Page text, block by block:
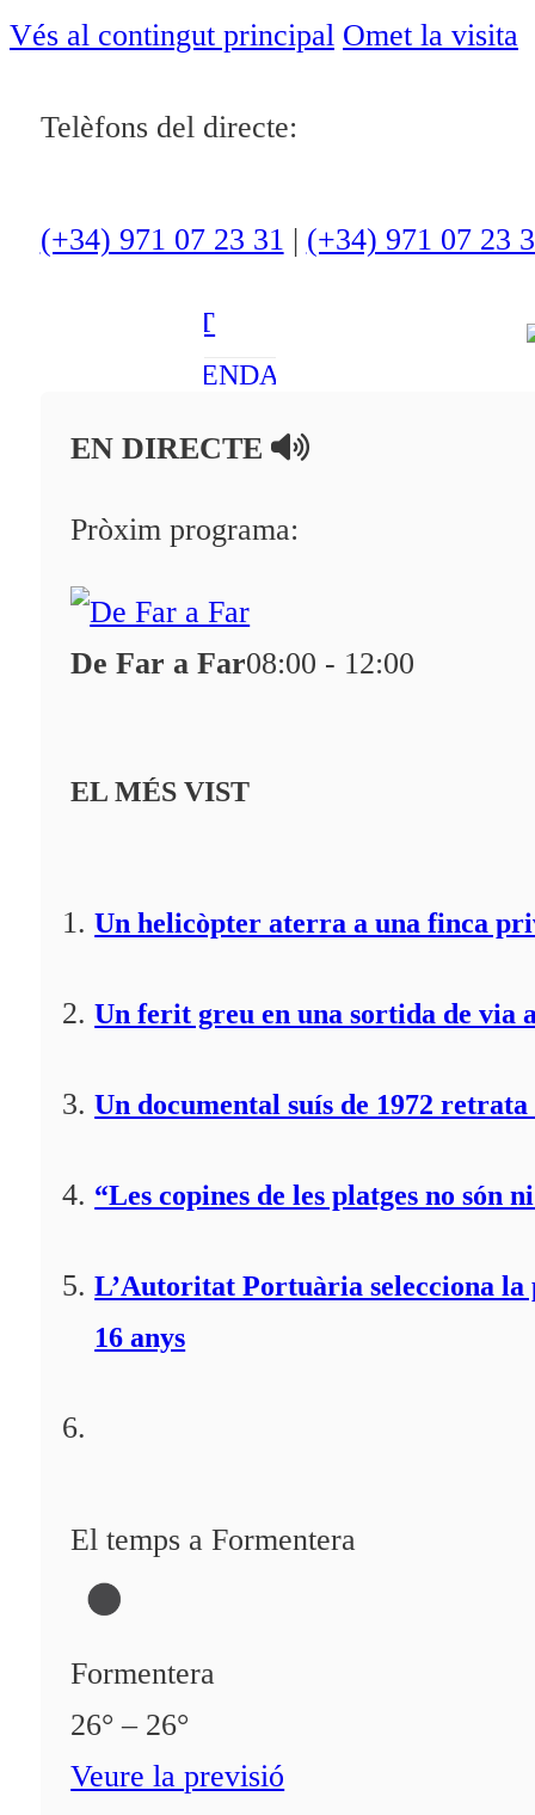
Vés al contingut principal Omet la visita
Telèfons del directe:
(+34) 971 07 23 31 | (+34) 971 07 23
CULTURA I
OCI
AMBIENT
AGENDA
Programació
Qui som?
Fes-te'n soci!
EN DIRECTE
Pròxim programa:
De Far a Far08:00 - 12:00
EL MÉS VIST
Un helicòpter aterra a una finca
Un ferit greu en una sortida de via
Un documental suís de 1972
“Les copines de les platges no
L’Autoritat Portuària selecciona
16 anys
El temps a Formentera
Formentera
26° – 26°
Veure la previsió